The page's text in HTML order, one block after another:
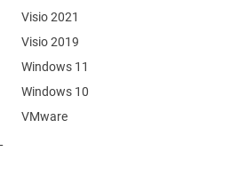
Visio 2021
Visio 2019
Windows 11
Windows 10
VMware